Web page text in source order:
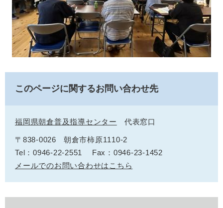
このページに関するお問い合わせ先
福岡県朝倉普及指導センター 代表窓口
〒838-0026
朝倉市柿原1110-2
Tel：0946-22-2551
Fax：0946-23-1452
メールでのお問い合わせはこちら